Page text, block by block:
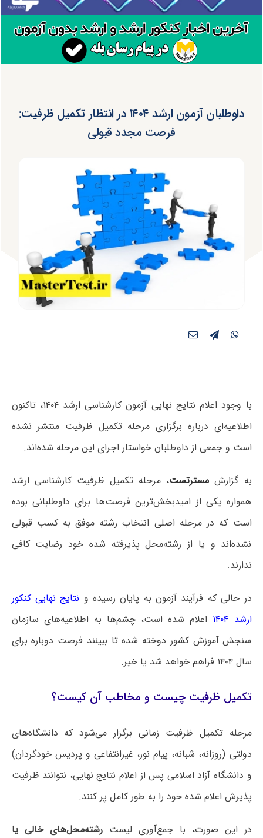
داوطلبان آزمون ارشد ۱۴۰۴ در انتظار تکمیل ظرفیت:
فرصت مجدد قبولی
با وجود اعلام نتایج نهایی آزمون کارشناسی ارشد ۱۴۰۴، تاکنون
اطلاعیه‌ای درباره برگزاری مرحله تکمیل ظرفیت منتشر نشده
است و جمعی از داوطلبان خواستار اجرای این مرحله شده‌اند.
به گزارش مسترتست، مرحله تکمیل ظرفیت کارشناسی ارشد
همواره یکی از امیدبخش‌ترین فرصت‌ها برای داوطلبانی بوده
است که در مرحله اصلی انتخاب رشته موفق به کسب قبولی
نشده‌اند و یا از رشته‌محل پذیرفته شده خود رضایت کافی
ندارند.
در حالی که فرآیند آزمون به پایان رسیده و نتایج نهایی کنکور
ارشد ۱۴۰۴
اعلام شده است، چشم‌ها به اطلاعیه‌های سازمان
سنجش آموزش کشور دوخته شده تا ببینند فرصت دوباره برای
سال ۱۴۰۴ فراهم خواهد شد یا خیر.
تکمیل ظرفیت چیست و مخاطب آن کیست؟
مرحله تکمیل ظرفیت زمانی برگزار می‌شود که دانشگاه‌های
دولتی (روزانه، شبانه، پیام نور، غیرانتفاعی و پردیس خودگردان)
و دانشگاه آزاد اسلامی پس از اعلام نتایج نهایی، نتوانند ظرفیت
پذیرش اعلام شده خود را به طور کامل پر کنند.
در این صورت، با جمع‌آوری لیسترشته‌محل‌های خالی یا